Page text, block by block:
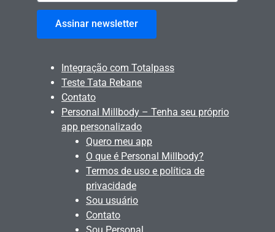
Assinar newsletter
Integração com Totalpass
Teste Tata Rebane
Contato
Personal Millbody – Tenha seu próprio
app personalizado
Quero meu app
O que é Personal Millbody?
Termos de uso e política de
privacidade
Sou usuário
Contato